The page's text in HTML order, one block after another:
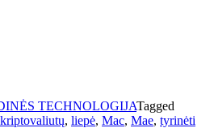
TECHNOLOGIJATagged
kriptovaliutų, liepė, Mac, Mae, tyrinėti